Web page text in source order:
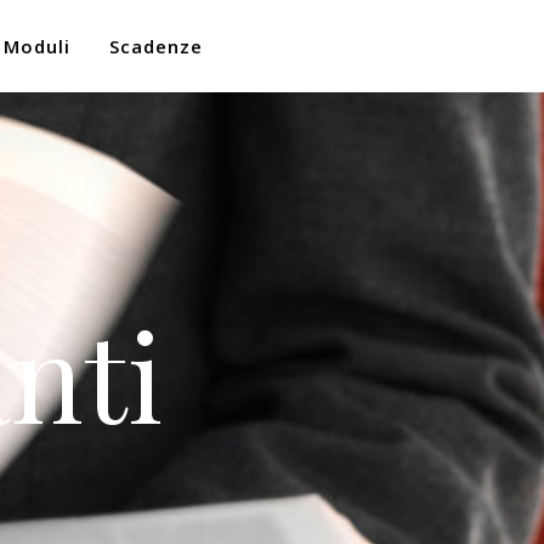
Moduli Scadenze